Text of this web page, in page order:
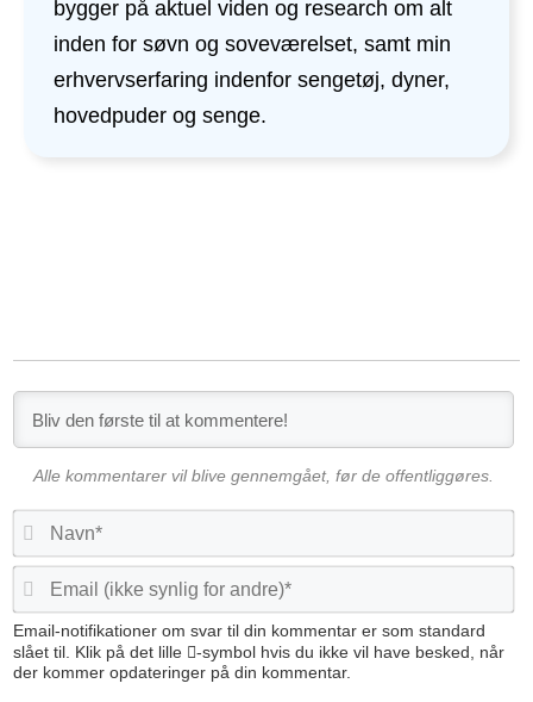
bygger på aktuel viden og research om alt
inden for søvn og soveværelset, samt min
erhvervserfaring indenfor sengetøj, dyner,
hovedpuder og senge.
Alle kommentarer vil blive gennemgået, før de offentliggøres.
v
Email-notifikationer om svar til din kommentar er som standard
slået til. Klik på det lille
-symbol hvis du ikke vil have besked, når
der kommer opdateringer på din kommentar.